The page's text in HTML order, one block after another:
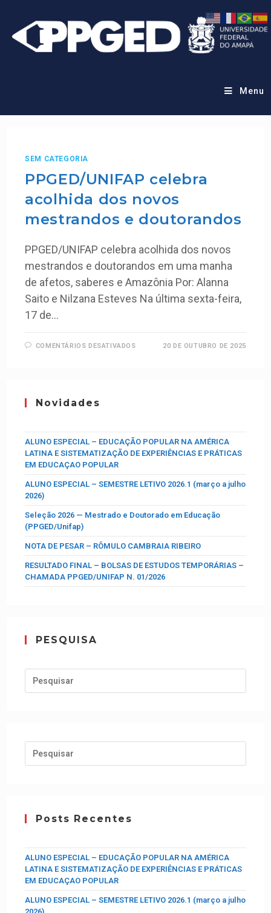
Menu
SEM CATEGORIA
PPGED/UNIFAP celebra
acolhida dos novos
mestrandos e doutorandos
PPGED/UNIFAP celebra acolhida dos novos
mestrandos e doutorandos em uma manha
de afetos, saberes e Amazônia Por: Alanna
Saito e Nilzana Esteves Na última sexta-feira,
17 de…
COMENTÁRIOS DESATIVADOS 20 DE OUTUBRO DE 2025
Novidades
ALUNO ESPECIAL – EDUCAÇÃO POPULAR NA AMÉRICA
LATINA E SISTEMATIZAÇÃO DE EXPERIÊNCIAS E PRÁTICAS
EM EDUCAÇAO POPULAR
ALUNO ESPECIAL – SEMESTRE LETIVO 2026.1 (março a julho
2026)
Seleção 2026 — Mestrado e Doutorado em Educação
(PPGED/Unifap)
NOTA DE PESAR – RÔMULO CAMBRAIA RIBEIRO
RESULTADO FINAL – BOLSAS DE ESTUDOS TEMPORÁRIAS –
CHAMADA PPGED/UNIFAP N. 01/2026
PESQUISA
Posts Recentes
ALUNO ESPECIAL – EDUCAÇÃO POPULAR NA AMÉRICA
LATINA E SISTEMATIZAÇÃO DE EXPERIÊNCIAS E PRÁTICAS
EM EDUCAÇAO POPULAR
ALUNO ESPECIAL – SEMESTRE LETIVO 2026.1 (março a julho